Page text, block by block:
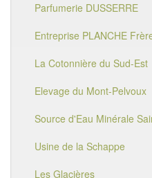
Parfumerie DUSSERRE
Entreprise PLANCHE
La Cotonnière du Sud-Est
Elevage du Mont-Pelvoux
Source d'Eau Minérale
Usine de la Schappe
Les Glacières